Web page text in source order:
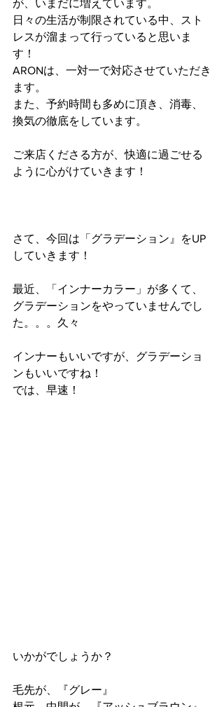
が、いまだに増えています。
日々の生活が制限されている中、スト
レスが溜まって行っていると思いま
す！
ARONは、一対一で対応させていただき
ます。
また、予約時間も多めに頂き、消毒、
換気の徹底をしています。
ご来店くださる方が、快適に過ごせる
ように心がけていきます！
さて、今回は「グラデーション』をUP
していきます！
最近、「インナーカラー」が多くて、
グラデーションをやっていませんでし
た。。。久々
インナーもいいですが、グラデーショ
ンもいいですね！
では、早速！
いかがでしょうか？
毛先が、『グレー』